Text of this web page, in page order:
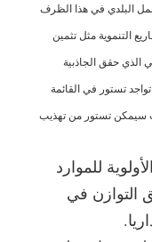
البلدي في هذا الظرف
التنموية مثل تثمين
الذي حقق الجاذبية
تستور في القائمة
حيث سيمكن تستور من تهذيب
للموارد
التوازن في